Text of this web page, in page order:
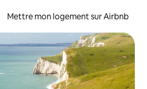
Mettre mon logement sur Airbnb